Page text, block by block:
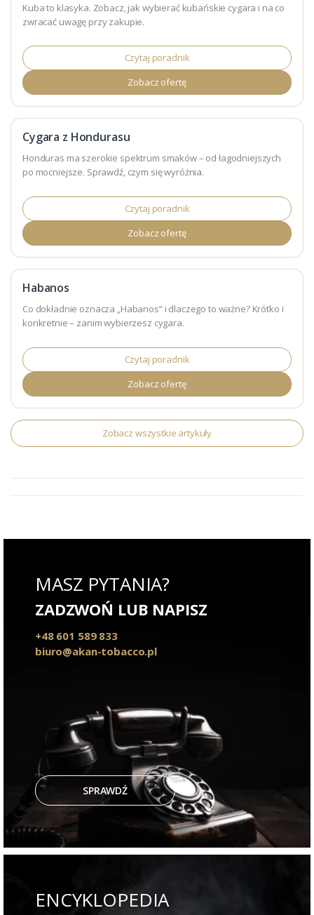
Kuba to klasyka. Zobacz, jak wybierać kubańskie cygara i na co
zwracać uwagę przy zakupie.
Czytaj poradnik
Zobacz ofertę
Cygara z Hondurasu
Honduras ma szerokie spektrum smaków – od łagodniejszych
po mocniejsze. Sprawdź, czym się wyróżnia.
Czytaj poradnik
Zobacz ofertę
Habanos
Co dokładnie oznacza „Habanos” i dlaczego to ważne? Krótko i
konkretnie – zanim wybierzesz cygara.
Czytaj poradnik
Zobacz ofertę
Zobacz wszystkie artykuły
MASZ PYTANIA?
ZADZWOŃ LUB NAPISZ
+48 601 589 833
biuro@akan-tobacco.pl
SPRAWDŹ
ENCYKLOPEDIA